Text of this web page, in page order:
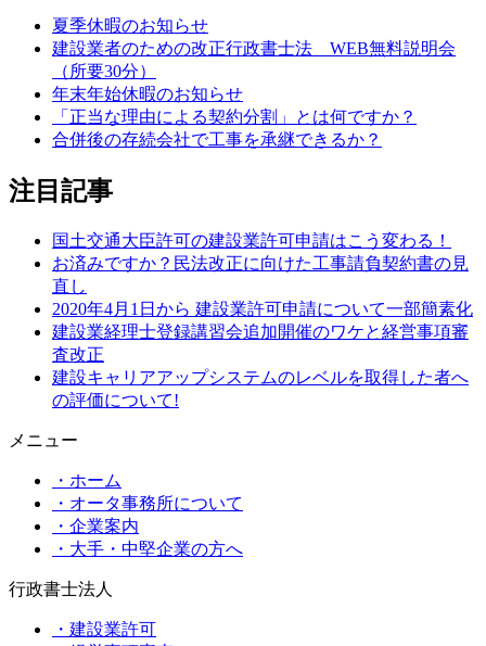
夏季休暇のお知らせ
建設業者のための改正行政書士法 WEB無料説明会
（所要30分）
年末年始休暇のお知らせ
「正当な理由による契約分割」とは何ですか？
合併後の存続会社で工事を承継できるか？
注目記事
国土交通大臣許可の建設業許可申請はこう変わる！
お済みですか？民法改正に向けた工事請負契約書の見
直し
2020年4月1日から 建設業許可申請について一部簡素化
建設業経理士登録講習会追加開催のワケと経営事項審
査改正
建設キャリアアップシステムのレベルを取得した者へ
の評価について!
メニュー
・ホーム
・オータ事務所について
・企業案内
・大手・中堅企業の方へ
行政書士法人
・建設業許可